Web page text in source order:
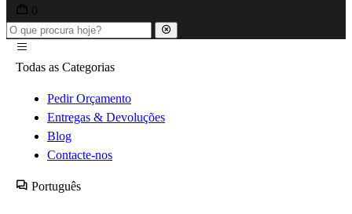
0
Todas as Categorias
Pedir Orçamento
Entregas & Devoluções
Blog
Contacte-nos
Português